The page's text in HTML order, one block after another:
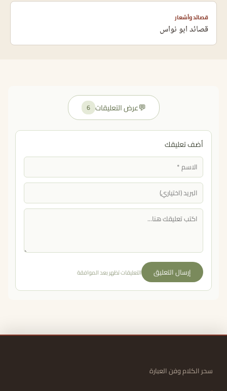
قصائد وأشعار
قصائد ابو نواس
💬عرض التعليقات 6
أضف تعليقك
إرسال التعليق التعليقات تظهر بعد الموافقة
سحر الكلام وفن العبارة